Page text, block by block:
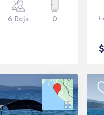
6 Rejs 0